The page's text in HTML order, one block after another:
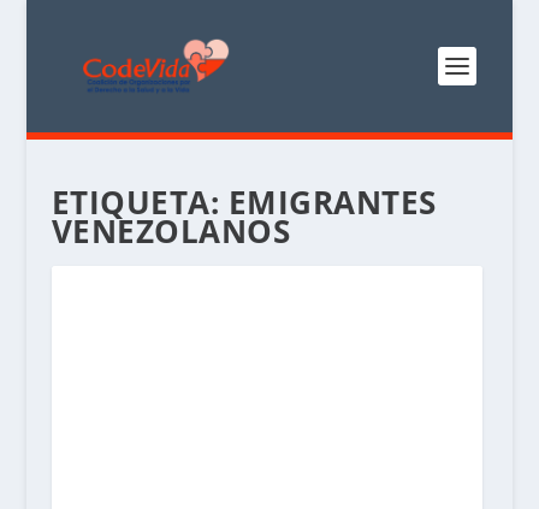
ETIQUETA: EMIGRANTES
VENEZOLANOS